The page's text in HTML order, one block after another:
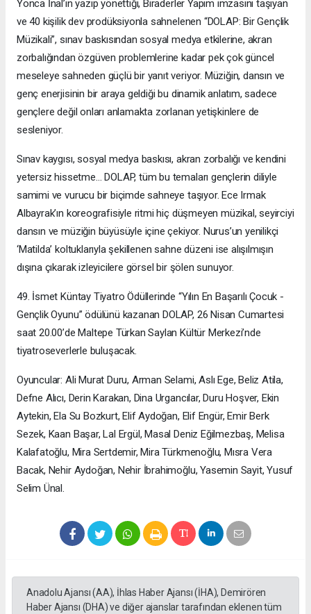
Yonca İnal’ın yazıp yönettiği, Biraderler Yapım imzasını taşıyan
ve 40 kişilik dev prodüksiyonla sahnelenen “DOLAP: Bir Gençlik
Müzikali”, sınav baskısından sosyal medya etkilerine, akran
zorbalığından özgüven problemlerine kadar pek çok güncel
meseleye sahneden güçlü bir yanıt veriyor. Müziğin, dansın ve
genç enerjisinin bir araya geldiği bu dinamik anlatım, sadece
gençlere değil onları anlamakta zorlanan yetişkinlere de
sesleniyor.
Sınav kaygısı, sosyal medya baskısı, akran zorbalığı ve kendini
yetersiz hissetme… DOLAP, tüm bu temaları gençlerin diliyle
samimi ve vurucu bir biçimde sahneye taşıyor. Ece Irmak
Albayrak’ın koreografisiyle ritmi hiç düşmeyen müzikal, seyirciyi
dansın ve müziğin büyüsüyle içine çekiyor. Nurus’un yenilikçi
‘Matilda’ koltuklarıyla şekillenen sahne düzeni ise alışılmışın
dışına çıkarak izleyicilere görsel bir şölen sunuyor.
49. İsmet Küntay Tiyatro Ödüllerinde “Yılın En Başarılı Çocuk -
Gençlik Oyunu” ödülünü kazanan DOLAP, 26 Nisan Cumartesi
saat 20.00’de Maltepe Türkan Saylan Kültür Merkezi’nde
tiyatroseverlerle buluşacak.
Oyuncular: Ali Murat Duru, Arman Selami, Aslı Ege, Beliz Atila,
Defne Alıcı, Derin Karakan, Dina Urgancılar, Duru Hoşver, Ekin
Aytekin, Ela Su Bozkurt, Elif Aydoğan, Elif Engür, Emir Berk
Sezek, Kaan Başar, Lal Ergül, Masal Deniz Eğilmezbaş, Melisa
Kalafatoğlu, Mira Sertdemir, Mira Türkmenoğlu, Mısra Vera
Bacak, Nehir Aydoğan, Nehir İbrahimoğlu, Yasemin Sayit, Yusuf
Selim Ünal.
Anadolu Ajansı (AA), İhlas Haber Ajansı (İHA), Demirören
Haber Ajansı (DHA) ve diğer ajanslar tarafından eklenen tüm